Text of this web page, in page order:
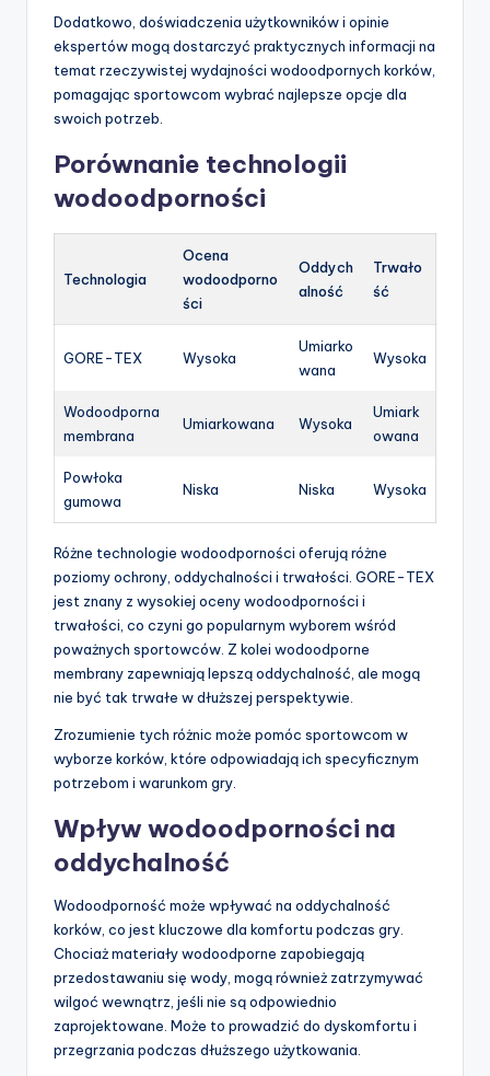
Dodatkowo, doświadczenia użytkowników i opinie
ekspertów mogą dostarczyć praktycznych informacji na
temat rzeczywistej wydajności wodoodpornych korków,
pomagając sportowcom wybrać najlepsze opcje dla
swoich potrzeb.
Porównanie technologii
wodoodporności
Technologia
Ocena
wodoodporno
ści
Oddych
alność
Trwało
ść
GORE-TEX Wysoka
Umiarko
wana
Wysoka
Wodoodporna
membrana
Umiarkowana Wysoka
Umiark
owana
Powłoka
gumowa
Niska Niska Wysoka
Różne technologie wodoodporności oferują różne
poziomy ochrony, oddychalności i trwałości. GORE-TEX
jest znany z wysokiej oceny wodoodporności i
trwałości, co czyni go popularnym wyborem wśród
poważnych sportowców. Z kolei wodoodporne
membrany zapewniają lepszą oddychalność, ale mogą
nie być tak trwałe w dłuższej perspektywie.
Zrozumienie tych różnic może pomóc sportowcom w
wyborze korków, które odpowiadają ich specyficznym
potrzebom i warunkom gry.
Wpływ wodoodporności na
oddychalność
Wodoodporność może wpływać na oddychalność
korków, co jest kluczowe dla komfortu podczas gry.
Chociaż materiały wodoodporne zapobiegają
przedostawaniu się wody, mogą również zatrzymywać
wilgoć wewnątrz, jeśli nie są odpowiednio
zaprojektowane. Może to prowadzić do dyskomfortu i
przegrzania podczas dłuższego użytkowania.